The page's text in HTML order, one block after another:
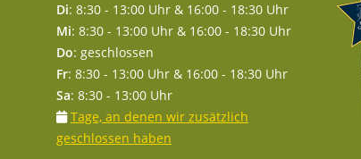
Di: 8:30 - 13:00 Uhr & 16:00 - 18:30 Uhr
Mi: 8:30 - 13:00 Uhr & 16:00 - 18:30 Uhr
Do: geschlossen
Fr: 8:30 - 13:00 Uhr & 16:00 - 18:30 Uhr
Sa: 8:30 - 13:00 Uhr
Tage, an denen wir zusätzlich
geschlossen haben